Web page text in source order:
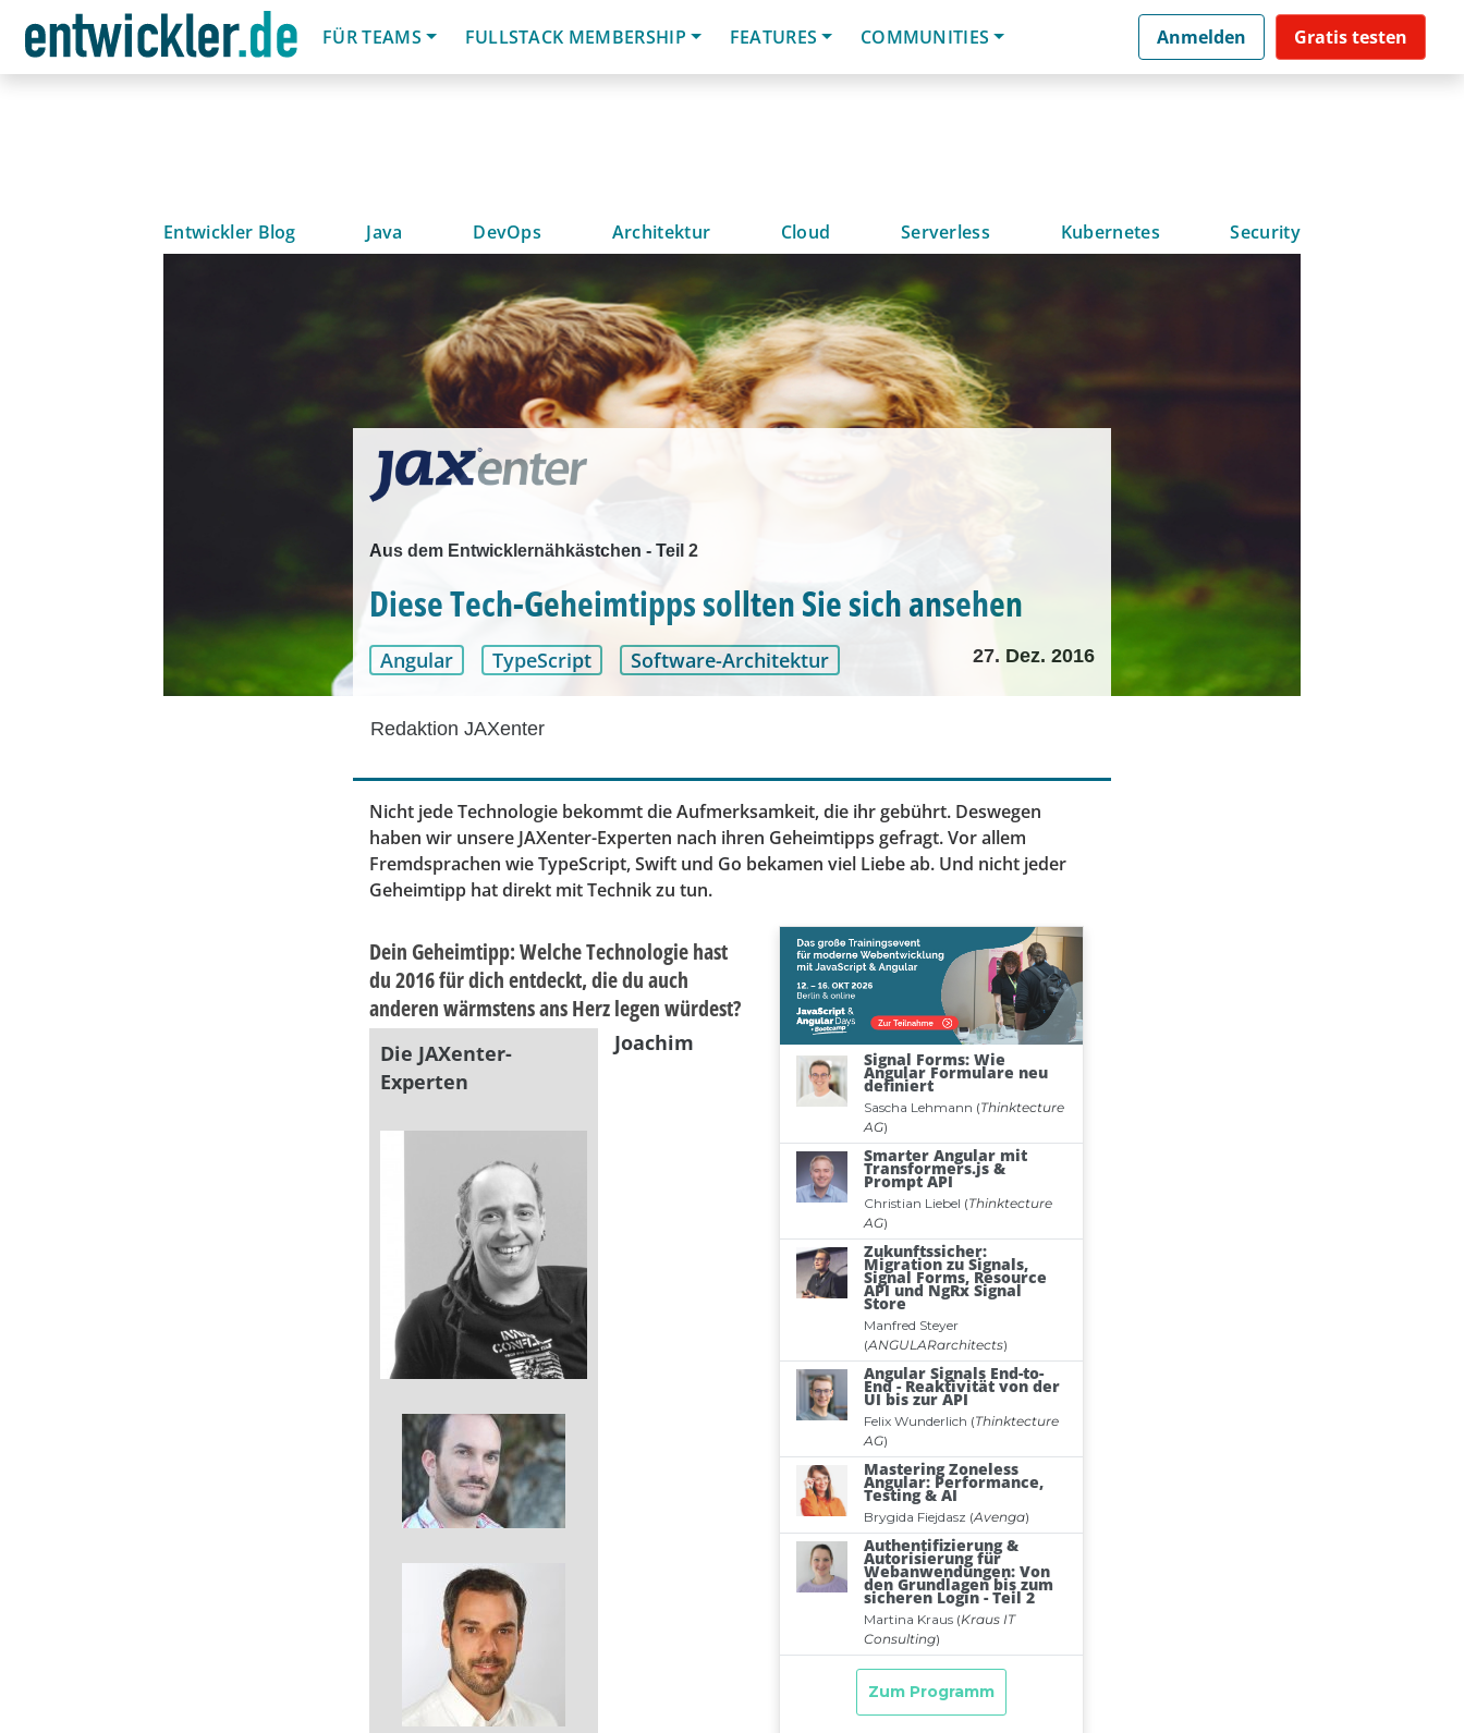
FÜR TEAMS
FULLSTACK MEMBERSHIP FEATURES COMMUNITIES Anmelden Gratis testen
Entwickler Blog Java DevOps Architektur Cloud Serverless Kubernetes Security
Aus dem Entwicklernähkästchen - Teil 2
Diese Tech-Geheimtipps sollten Sie sich ansehen
Angular TypeScript Software-Architektur 27. Dez. 2016
Redaktion JAXenter
Nicht jede Technologie bekommt die Aufmerksamkeit, die ihr gebührt. Deswegen
haben wir unsere JAXenter-Experten nach ihren Geheimtipps gefragt. Vor allem
Fremdsprachen wie TypeScript, Swift und Go bekamen viel Liebe ab. Und nicht jeder
Geheimtipp hat direkt mit Technik zu tun.
Dein Geheimtipp: Welche Technologie hast
du 2016 für dich entdeckt, die du auch
anderen wärmstens ans Herz legen würdest?
Die JAXenter-
Experten
Joachim